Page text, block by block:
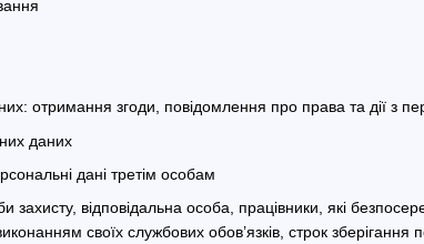
отримання згоди, повідомлення про права та дії з
даних
дані третім особам
захисту, відповідальна особа, працівники, які
своїх службових обов’язків, строк